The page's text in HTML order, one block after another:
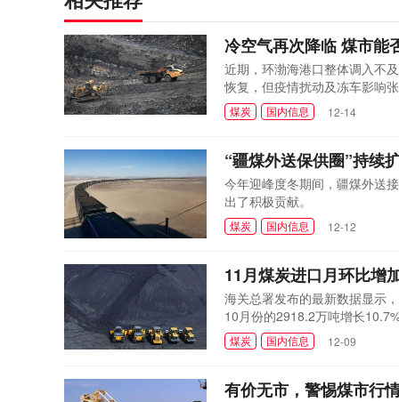
冷空气再次降临 煤市能
近期，环渤海港口整体调入不
恢复，但疫情扰动及冻车影响
终端耗煤需求带来明显提振，
下锚船下降;但日均调出仍高达
煤炭 国内信息 12-14
​“疆煤外送保供圈”持续
今年迎峰度冬期间，疆煤外送
出了积极贡献。
煤炭 国内信息 12-12
11月煤炭进口月环比增
海关总署发布的最新数据显示
10月份的2918.2万吨增长
收窄0.4个百分点。
煤炭 国内信息 12-09
有价无市，警惕煤市行